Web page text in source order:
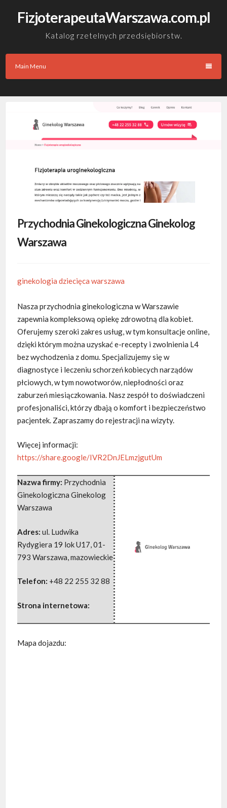
FizjoterapeutaWarszawa.com.pl
Katalog rzetelnych przedsiębiorstw.
Main Menu
Przychodnia Ginekologiczna Ginekolog
Warszawa
ginekologia dziecięca warszawa
Nasza przychodnia ginekologiczna w Warszawie
zapewnia kompleksową opiekę zdrowotną dla kobiet.
Oferujemy szeroki zakres usług, w tym konsultacje online,
dzięki którym można uzyskać e-recepty i zwolnienia L4
bez wychodzenia z domu. Specjalizujemy się w
diagnostyce i leczeniu schorzeń kobiecych narządów
płciowych, w tym nowotworów, niepłodności oraz
zaburzeń miesiączkowania. Nasz zespół to doświadczeni
profesjonaliści, którzy dbają o komfort i bezpieczeństwo
pacjentek. Zapraszamy do rejestracji na wizyty.
Więcej informacji:
https://share.google/IVR2DnJELmzjgutUm
Nazwa firmy: Przychodnia
Ginekologiczna Ginekolog
Warszawa
Adres: ul. Ludwika
Rydygiera 19 lok U17,01-
793 Warszawa,mazowieckie
Telefon: +48 22 255 32 88
Strona internetowa:
Mapa dojazdu: